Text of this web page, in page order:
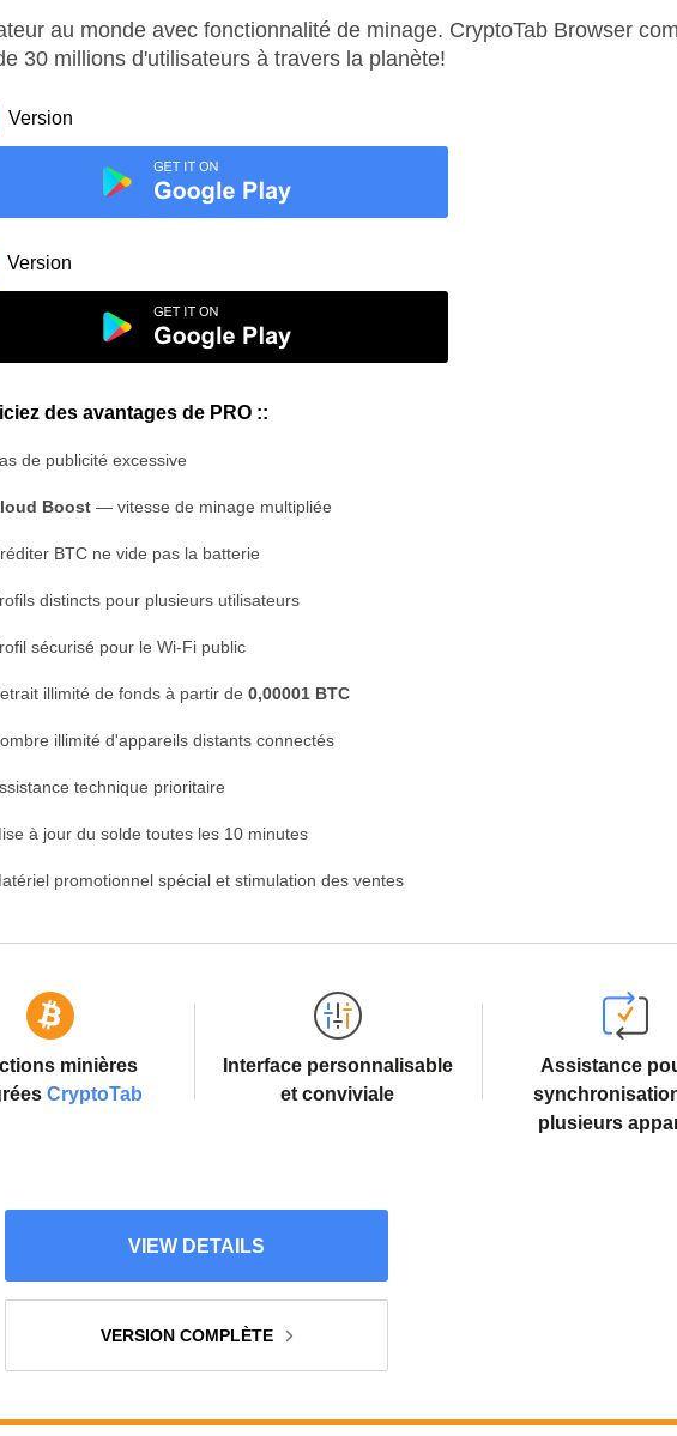
au monde avec fonctionnalité de minage. CryptoTab Browser
30 millions d'utilisateurs à travers la planète!
Version
Version
des avantages de PRO ::
de publicité excessive
Boost — vitesse de minage multipliée
BTC ne vide pas la batterie
distincts pour plusieurs utilisateurs
sécurisé pour le Wi-Fi public
illimité de fonds à partir de 0,00001 BTC
illimité d'appareils distants connectés
technique prioritaire
à jour du solde toutes les 10 minutes
promotionnel spécial et stimulation des ventes
minières
CryptoTab
Interface personnalisable
et conviviale
Assistance
plusieurs
VIEW DETAILS
VERSION COMPLÈTE